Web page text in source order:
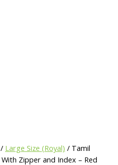
/ Large Size (Royal) / Tamil
Zipper and Index – Red